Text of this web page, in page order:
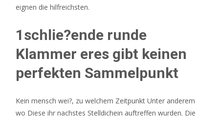
eignen die hilfreichsten.
1schlie?ende runde
Klammer eres gibt keinen
perfekten Sammelpunkt
Kein mensch wei?, zu welchem Zeitpunkt Unter anderem
wo Diese ihr nachstes Stelldichein auftreffen wurden. Die